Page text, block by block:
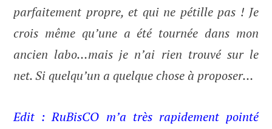
parfaitement propre, et qui ne pétille pas ! Je
crois même qu’une a été tournée dans mon
ancien labo…mais je n’ai rien trouvé sur le
net. Si quelqu’un a quelque chose à proposer…
Edit : RuBisCO m’a très rapidement pointé